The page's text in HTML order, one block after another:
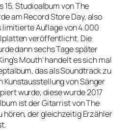
15. Studioalbum von The
am Record Store Day, also
limitierte Auflage von 4.000
veröffentlicht. Die
dann sechs Tage später
Mouth‘ handelt es sich mal
das als Soundtrack zu
Kunstausstellung von Sänger
wurde, diese wurde 2017
ist der Gitarrist von The
hören, der gleichzeitig Erzähler